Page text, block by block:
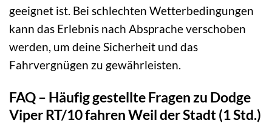
geeignet ist. Bei schlechten Wetterbedingungen
kann das Erlebnis nach Absprache verschoben
werden, um deine Sicherheit und das
Fahrvergnügen zu gewährleisten.
FAQ – Häufig gestellte Fragen zu Dodge
Viper RT/10 fahren Weil der Stadt (1 Std.)